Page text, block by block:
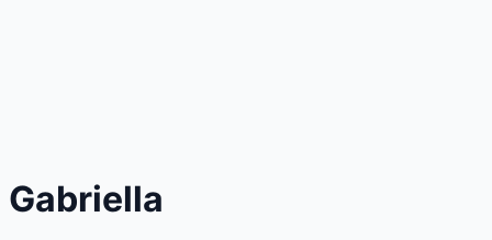
Gabriella